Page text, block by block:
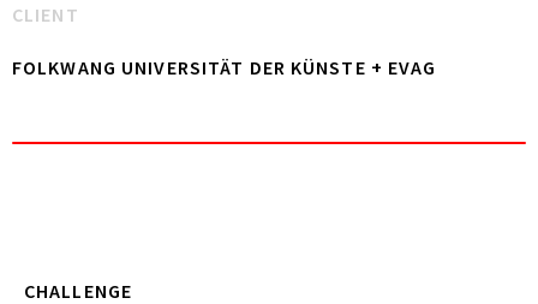
CLIENT
FOLKWANG UNIVERSITÄT DER KÜNSTE + EVAG
CHALLENGE